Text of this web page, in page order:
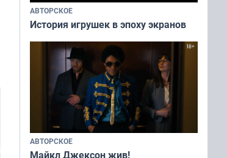
АВТОРСКОЕ
История игрушек в эпоху экранов
АВТОРСКОЕ
Майкл Джексон жив!